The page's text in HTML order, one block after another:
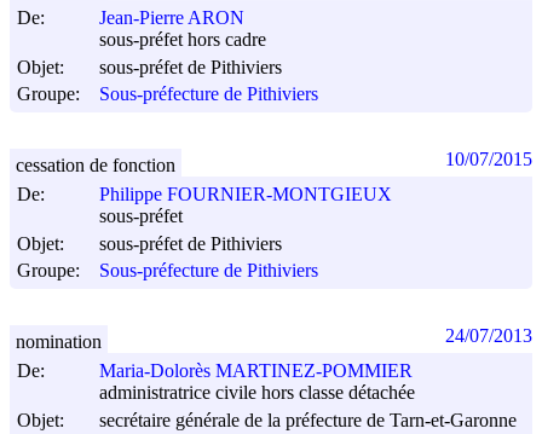
De:
Jean-Pierre ARON
sous-préfet hors cadre
Objet:
sous-préfet de Pithiviers
Groupe:
Sous-préfecture de Pithiviers
De:
Philippe FOURNIER-MONTGIEUX
sous-préfet
Objet:
sous-préfet de Pithiviers
Groupe:
Sous-préfecture de Pithiviers
cessation de fonction 10/07/2015
De:
Maria-Dolorès MARTINEZ-POMMIER
administratrice civile hors classe détachée
Objet:
secrétaire générale de la préfecture de Tarn-et-Garonne
nomination 24/07/2013